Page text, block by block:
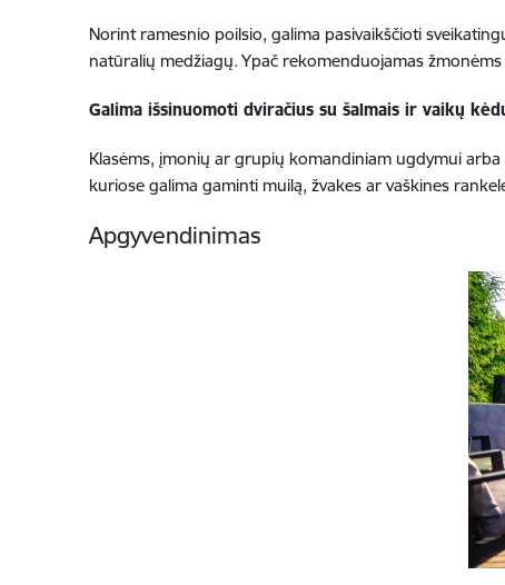
Norint ramesnio poilsio, galima pasivaikščioti
natūralių medžiagų. Ypač rekomenduojamas
Galima išsinuomoti dviračius su šalmais ir vaikų
Klasėms, įmonių ar grupių komandiniam ugdymui
kuriose galima gaminti muilą, žvakes ar vaškines
Apgyvendinimas